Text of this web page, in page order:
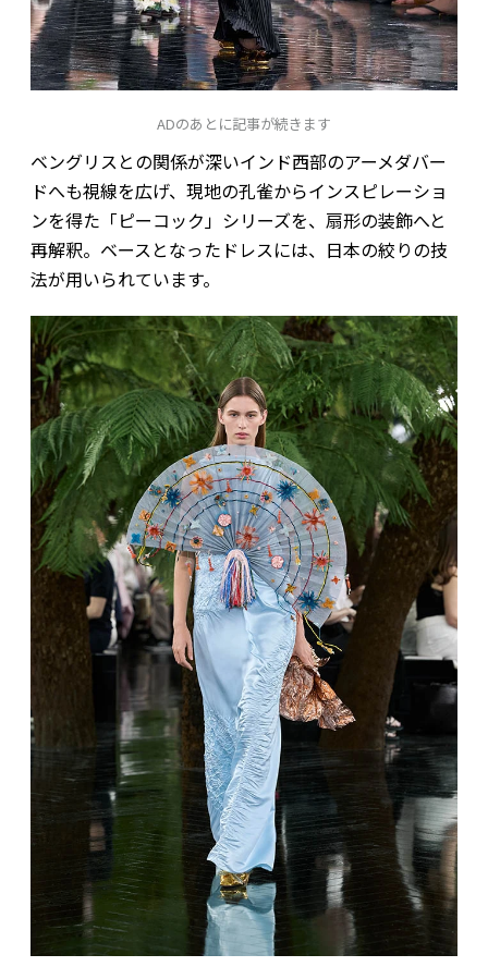
ADのあとに記事が続きます
ベングリスとの関係が深いインド西部のアーメダバー
ドへも視線を広げ、現地の孔雀からインスピレーショ
ンを得た「ピーコック」シリーズを、扇形の装飾へと
再解釈。ベースとなったドレスには、日本の絞りの技
法が用いられています。